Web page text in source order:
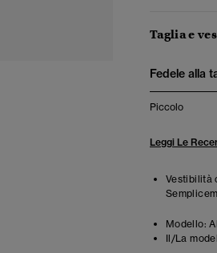
Taglia e
Fedele alla
Piccolo
Leggi Le
Vestibilità
Modello:
Il/La